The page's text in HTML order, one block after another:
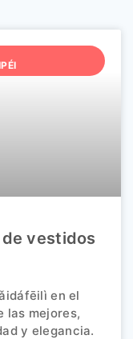
vestidos
en el
las mejores,
y elegancia.